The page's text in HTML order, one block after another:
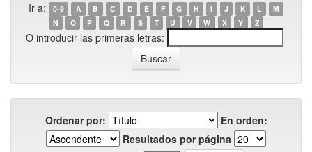
Ir a: 0-9 A B C D E F G H I J K L
M
N
O P Q R S T U V W X Y Z
O introducir las primeras letras:
Ordenar por:
En orden:
Resultados por página